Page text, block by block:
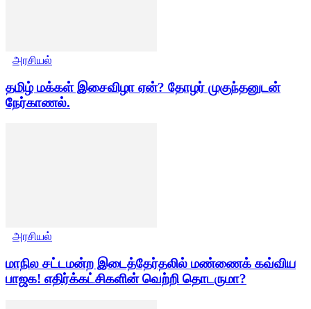
அரசியல்
தமிழ் மக்கள் இசைவிழா ஏன்? தோழர் முகுந்தனுடன்
நேர்காணல்.
அரசியல்
மாநில சட்டமன்ற இடைத்தேர்தலில் மண்ணைக் கவ்விய
பாஜக! எதிர்க்கட்சிகளின் வெற்றி தொடருமா?